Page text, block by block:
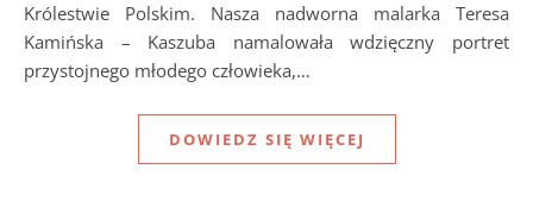
Królestwie Polskim. Nasza nadworna malarka Teresa
Kamińska – Kaszuba namalowała wdzięczny portret
przystojnego młodego człowieka,…
DOWIEDZ SIĘ WIĘCEJ